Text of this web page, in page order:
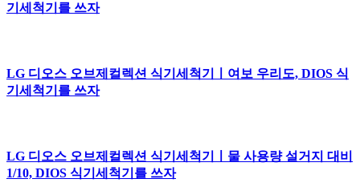
기세척기를 쓰자
LG 디오스 오브제컬렉션 식기세척기ㅣ여보 우리도, DIOS 식
기세척기를 쓰자
LG 디오스 오브제컬렉션 식기세척기ㅣ물 사용량 설거지 대비
1/10, DIOS 식기세척기를 쓰자